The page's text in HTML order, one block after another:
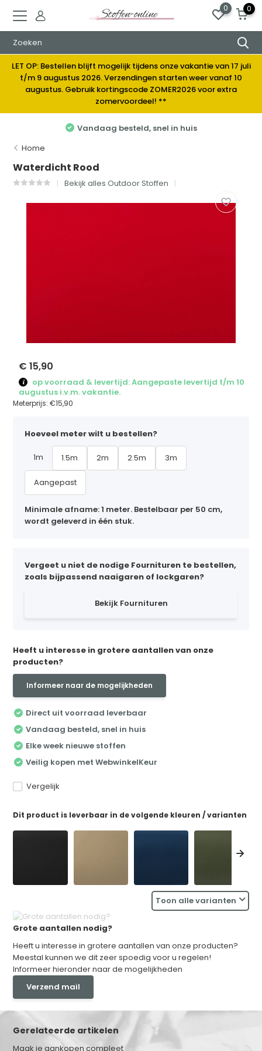
0 0
LET OP: Bestellen blijft mogelijk tijdens onze vakantie van 17 juli
t/m 9 augustus 2026. Verzendingen starten weer vanaf 10
augustus. Gebruik kortingscode ZOMER2026 voor extra
zomervoordeel! **
Elke week nieuwe stoffen
Home
Waterdicht Rood
Bekijk alles Outdoor Stoffen
€ 15,90
op voorraad & levertijd: Aangepaste levertijd t/m 10
augustus i.v.m. vakantie.
Meterprijs:€15,90
Hoeveel meter wilt u bestellen?
1m 1.5m 2m 2.5m 3m
Aangepast
Minimale afname: 1 meter. Bestelbaar per 50 cm,
wordt geleverd in één stuk.
Vergeet u niet de nodige Fournituren te bestellen,
zoals bijpassend naaigaren of lockgaren?
Bekijk Fournituren
Heeft u interesse in grotere aantallen van onze
producten?
Informeer naar de mogelijkheden
Direct uit voorraad leverbaar
Vandaag besteld, snel in huis
Elke week nieuwe stoffen
Veilig kopen met WebwinkelKeur
Vergelijk
Dit product is leverbaar in de volgende kleuren / varianten
Toon alle varianten
Grote aantallen nodig?
Heeft u interesse in grotere aantallen van onze producten?
Meestal kunnen we dit zeer spoedig voor u regelen!
Informeer hieronder naar de mogelijkheden
Verzend mail
Gerelateerde artikelen
Maak je aankopen compleet